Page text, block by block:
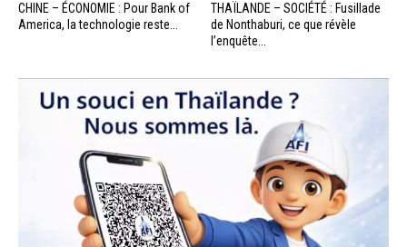
CHINE – ÉCONOMIE : Pour Bank of
America, la technologie reste...
THAÏLANDE – SOCIÉTÉ : Fusillade
de Nonthaburi, ce que révèle
l’enquête...